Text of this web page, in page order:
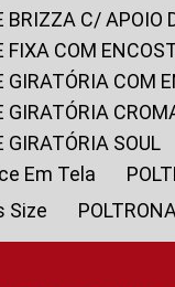
BRIZZA C/ APOIO
FIXA COM
GIRATÓRIA COM
GIRATÓRIA
GIRATÓRIA SOUL
Em Tela
Size